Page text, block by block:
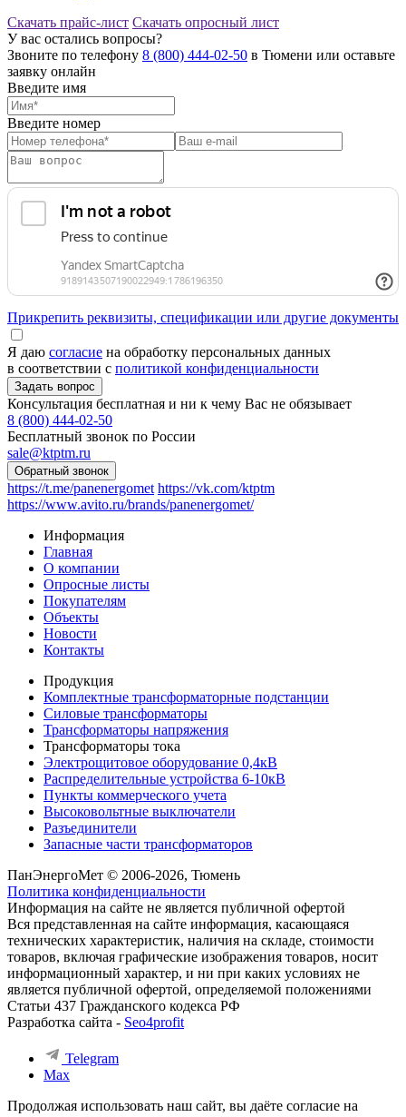
Скачать прайс-лист Скачать опросный лист
У вас остались вопросы?
Звоните по телефону 8 (800) 444-02-50 в Тюмени или оставьте
заявку онлайн
Введите имя
Введите номер
Прикрепить реквизиты, спецификации или другие документы
Я даю согласие на обработку персональных данных
в соответствии с политикой конфиденциальности
Консультация бесплатная и ни к чему Вас не обязывает
8 (800) 444-02-50
Бесплатный звонок по России
sale@ktptm.ru
https://t.me/panenergomet https://vk.com/ktptm
https://www.avito.ru/brands/panenergomet/
Информация
Главная
О компании
Опросные листы
Покупателям
Объекты
Новости
Контакты
Продукция
Комплектные трансформаторные подстанции
Силовые трансформаторы
Трансформаторы напряжения
Трансформаторы тока
Электрощитовое оборудование 0,4кВ
Распределительные устройства 6-10кВ
Пункты коммерческого учета
Высоковольтные выключатели
Разъединители
Запасные части трансформаторов
ПанЭнергоМет © 2006-2026, Тюмень
Политика конфиденциальности
Информация на сайте не является публичной офертой
Вся представленная на сайте информация, касающаяся
технических характеристик, наличия на складе, стоимости
товаров, включая графические изображения товаров, носит
информационный характер, и ни при каких условиях не
является публичной офертой, определяемой положениями
Статьи 437 Гражданского кодекса РФ
Разработка сайта - Seo4profit
Telegram
Max
Продолжая использовать наш сайт, вы даёте согласие на